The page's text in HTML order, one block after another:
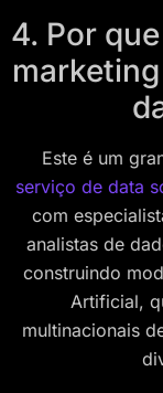
4. Por
Este é um
serviço de data
com
analistas de
construindo
Artificial,
multinacionais